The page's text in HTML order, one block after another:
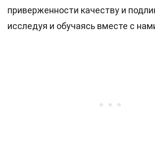
приверженности качеству и
исследуя и обучаясь вместе с